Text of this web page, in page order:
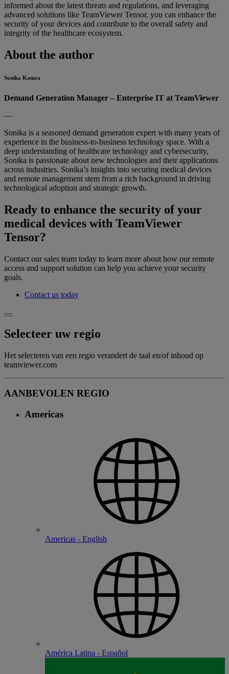
informed about the latest threats and regulations, and leveraging
advanced solutions like TeamViewer Tensor, you can enhance the
security of your devices and contribute to the overall safety and
integrity of the healthcare ecosystem.
About the author
Sonika Kamra
Demand Generation Manager – Enterprise IT at TeamViewer
—
Sonika is a seasoned demand generation expert with many years of
experience in the business-to-business technology space. With a
deep understanding of healthcare technology and cybersecurity,
Sonika is passionate about new technologies and their applications
across industries. Sonika’s insights into securing medical devices
and remote management stem from a rich background in driving
technological adoption and strategic growth.
Ready to enhance the security of your
medical devices with TeamViewer
Tensor?
Contact our sales team today to learn more about how our remote
access and support solution can help you achieve your security
goals.
Contact us today
Selecteer uw regio
Het selecteren van een regio verandert de taal en/of inhoud op
teamviewer.com
AANBEVOLEN REGIO
Americas
Americas - English
América Latina - Español